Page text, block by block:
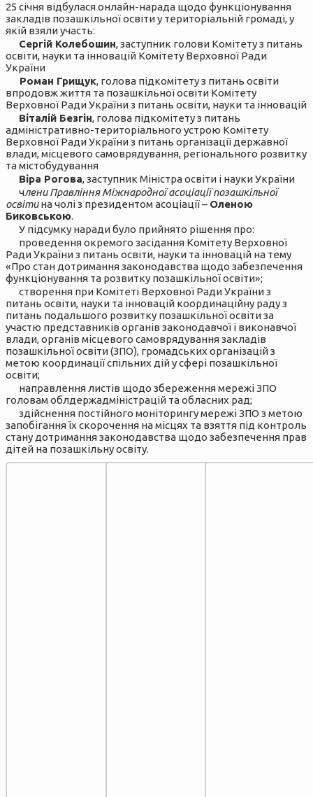
25 січня відбулася онлайн-нарада щодо функціонування
закладів позашкільної освіти у територіальній громаді, у
якій взяли участь:
Сергій Колебошин, заступник голови Комітету з питань
освіти, науки та інновацій Комітету Верховної Ради
України
Роман Грищук, голова підкомітету з питань освіти
впродовж життя та позашкільної освіти Комітету
Верховної Ради України з питань освіти, науки та інновацій
Віталій Безгін, голова підкомітету з питань
адміністративно-територіального устрою Комітету
Верховної Ради України з питань організації державної
влади, місцевого самоврядування, регіонального розвитку
та містобудування
Віра Рогова, заступник Міністра освіти і науки України
члени Правління Міжнародної асоціації позашкільної
освітина чолі з президентом асоціації – Оленою
Биковською.
У підсумку наради було прийнято рішення про:
проведення окремого засідання Комітету Верховної
Ради України з питань освіти, науки та інновацій на тему
«Про стан дотримання законодавства щодо забезпечення
функціонування та розвитку позашкільної освіти»;
створення при Комітеті Верховної Ради України з
питань освіти, науки та інновацій координаційну раду з
питань подальшого розвитку позашкільної освіти за
участю представників органів законодавчої і виконавчої
влади, органів місцевого самоврядування закладів
позашкільної освіти (ЗПО), громадських організацій з
метою координації спільних дій у сфері позашкільної
освіти;
направлення листів щодо збереження мережі ЗПО
головам облдержадміністрацій та обласних рад;
здійснення постійного моніторингу мережі ЗПО з метою
запобігання їх скорочення на місцях та взяття під контроль
стану дотримання законодавства щодо забезпечення прав
дітей на позашкільну освіту.